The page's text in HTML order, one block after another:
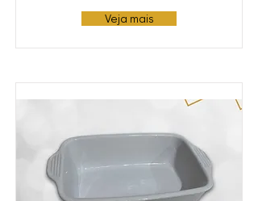
Veja mais